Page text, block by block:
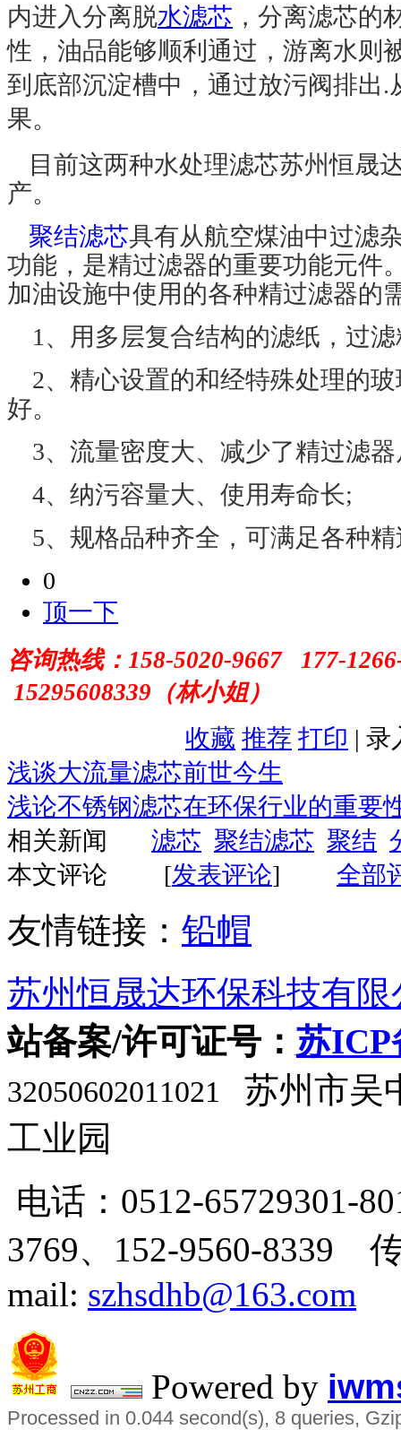
内进入分离脱水滤芯 ，分离滤芯的
性，油品能够顺利通过，游离水则
到底部沉淀槽中，通过放污阀排出.
果。
目前这两种水处理滤芯苏州恒晟
产。
聚结滤芯具有从航空煤油中过滤
功能，是精过滤器的重要功能元件
加油设施中使用的各种精过滤器的
1 、用多层复合结构的滤纸，过
2、精心设置的和经特殊处理的
好。
3、流量密度大、减少了精过滤
4、纳污容量大、使用寿命长;
5、规格品种齐全，可满足各种
0
顶一下
咨询热线： 158-5020-9667 177-
15295608339（林小姐）
收藏 推荐 打印 | 录
浅谈大流量滤芯前世今生
浅论不锈钢滤芯在环保行业的重要
相关新闻
滤芯 聚结滤芯 聚结
本文评论 [发表评论] 全部
友情链接： 铅帽
苏州恒晟达环保科技有限
站备案/许可证号： 苏ICP
32050602011021 苏州市吴
工业园
电话：0512-65729301-
3769、 152-9560-8339
mail: szhsdhb@163.com
Powered by
Processed in 0.044 second(s), 8 queries,